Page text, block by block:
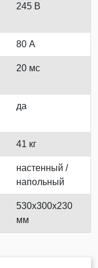
245 В
80 А
20 мс
да
41 кг
настенный /
напольный
530x300x230
мм